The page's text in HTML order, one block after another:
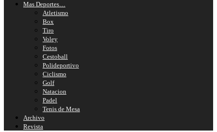
Mas Deportes…
Atletismo
Box
Tiro
Voley
Fotos
Cestoball
Polideportivo
Ciclismo
Golf
Natacion
Padel
Tenis de Mesa
Archivo
Revista